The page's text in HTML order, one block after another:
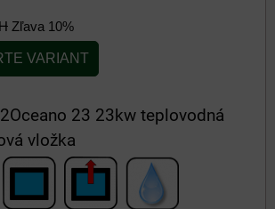
Zľava 10%
VARIANT
23 23kw teplovodná
vložka